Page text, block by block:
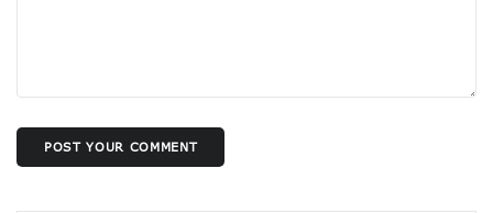
POST YOUR COMMENT